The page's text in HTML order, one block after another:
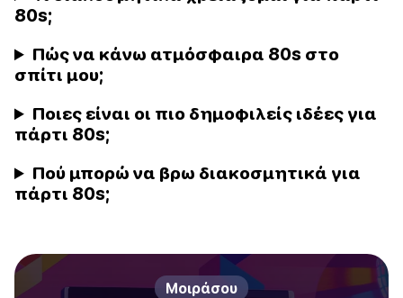
80s;
Πώς να κάνω ατμόσφαιρα 80s στο
σπίτι μου;
Ποιες είναι οι πιο δημοφιλείς ιδέες για
πάρτι 80s;
Πού μπορώ να βρω διακοσμητικά για
πάρτι 80s;
Μοιράσου